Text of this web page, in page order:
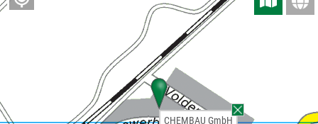
CHEMBAU GmbH